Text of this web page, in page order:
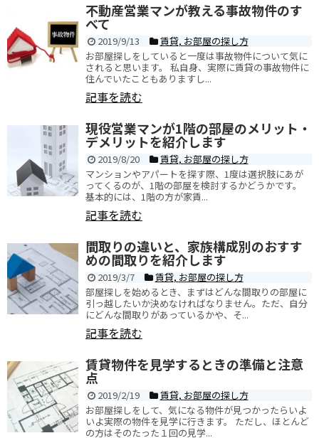
不動産営業マンが教える事故物件のす
べて
2019/9/13 賃貸, お部屋の探し方
お部屋探しをしていると一度は事故物件について気に
されると思います。 私自身、実際に賃貸の事故物件に
住んでいたこともありますし...
記事を読む
現役営業マンが1階の部屋のメリット・
デメリットを紹介します
2019/8/20 賃貸, お部屋の探し方
マンションやアパートを探す際、1度は選択肢にあが
ってくるのが、1階の部屋を検討するかどうかです。
基本的には、1階の方が家賃...
記事を読む
間取りの違いと、家族構成別のおすす
めの間取りを紹介します
2019/3/7 賃貸, お部屋の探し方
部屋探しを始めるとき、まずはどんな間取りの部屋に
引っ越したいか決めなければなりません。ただ、自分
にどんな間取りがあっているかや、そ...
記事を読む
賃貸物件を見学するときの準備と注意
点
2019/2/19 賃貸, お部屋の探し方
お部屋探しをして、気になる物件が見つかったらいよ
いよ実際の物件を見学に行きます。 ただし、ほとんど
の方はそのたった１回の見学...